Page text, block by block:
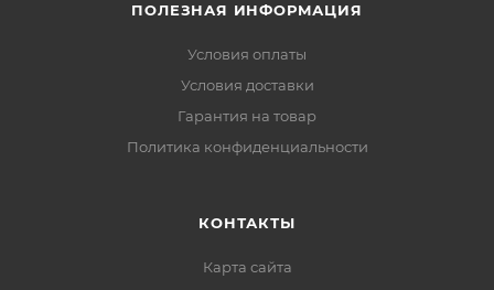
ПОЛЕЗНАЯ ИНФОРМАЦИЯ
Условия оплаты
Условия доставки
Гарантия на товар
Политика конфиденциальности
КОНТАКТЫ
Карта сайта